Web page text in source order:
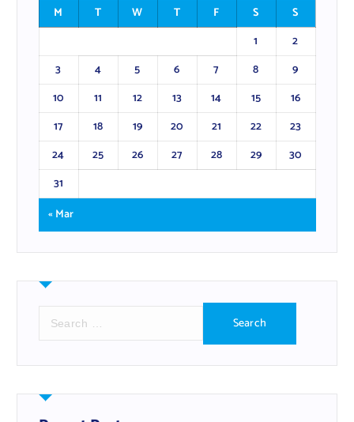
M
T W T F S
S
1
2
3
4 5 6 7 8
9
10
11 12 13 14 15
16
17
18 19 20 21 22
23
24
25 26 27 28 29
30
31
« Mar
r
h
f